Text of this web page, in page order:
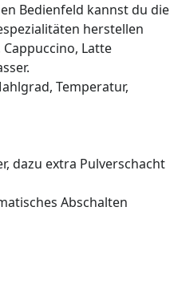
Bedienfeld kannst du die
herstellen
Cappuccino, Latte
Temperatur,
dazu extra Pulverschacht
Abschalten